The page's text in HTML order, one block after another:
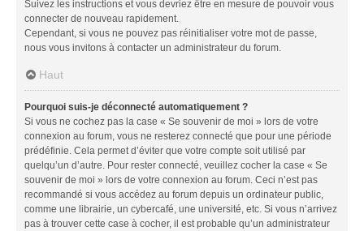
Suivez les instructions et vous devriez être en mesure de pouvoir vous
connecter de nouveau rapidement.
Cependant, si vous ne pouvez pas réinitialiser votre mot de passe,
nous vous invitons à contacter un administrateur du forum.
Haut
Pourquoi suis-je déconnecté automatiquement ?
Si vous ne cochez pas la case « Se souvenir de moi » lors de votre
connexion au forum, vous ne resterez connecté que pour une période
prédéfinie. Cela permet d’éviter que votre compte soit utilisé par
quelqu’un d’autre. Pour rester connecté, veuillez cocher la case « Se
souvenir de moi » lors de votre connexion au forum. Ceci n’est pas
recommandé si vous accédez au forum depuis un ordinateur public,
comme une librairie, un cybercafé, une université, etc. Si vous n’arrivez
pas à trouver cette case à cocher, il est probable qu’un administrateur